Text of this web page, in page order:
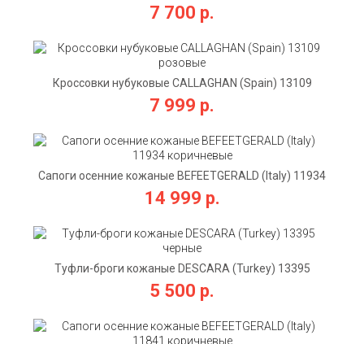
бордовые
7 700 р.
Кроссовки нубуковые CALLAGHAN (Spain) 13109
розовые
7 999 р.
Сапоги осенние кожаные BEFEETGERALD (Italy) 11934
коричневые
14 999 р.
Туфли-броги кожаные DESCARA (Turkey) 13395
черные
5 500 р.